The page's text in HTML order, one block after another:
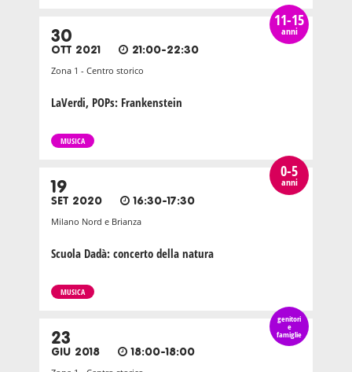
11-15
anni
30
OTT 2021 21:00-22:30
Zona 1 - Centro storico
LaVerdi, POPs: Frankenstein
MUSICA
0-5
anni
19
SET 2020 16:30-17:30
Milano Nord e Brianza
Scuola Dadà: concerto della natura
MUSICA
genitori
e
famiglie
23
GIU 2018 18:00-18:00